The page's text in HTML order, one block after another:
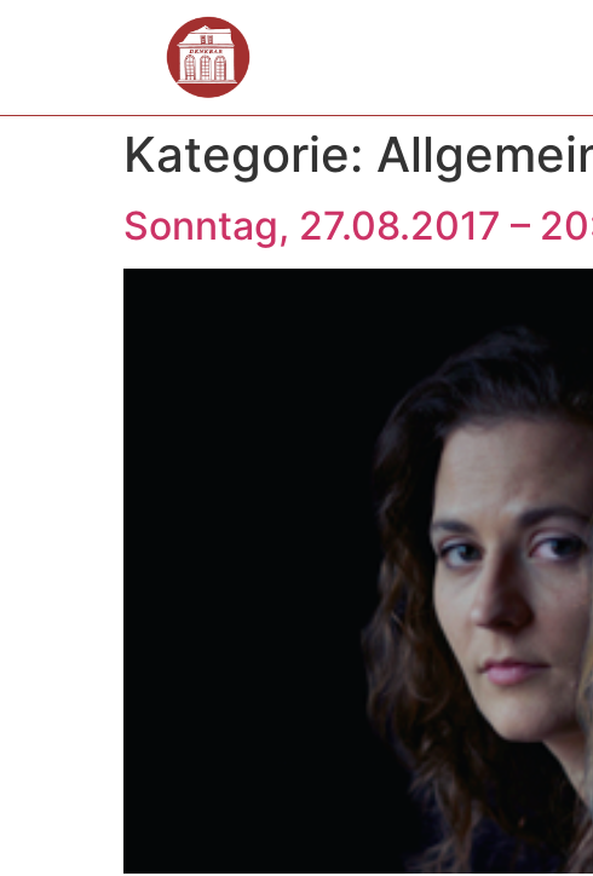
Kategorie:
Sonntag, 27.08.2017 –